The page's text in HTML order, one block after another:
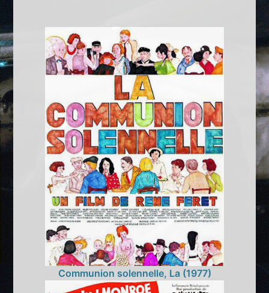
Communion solennelle, La (1977)